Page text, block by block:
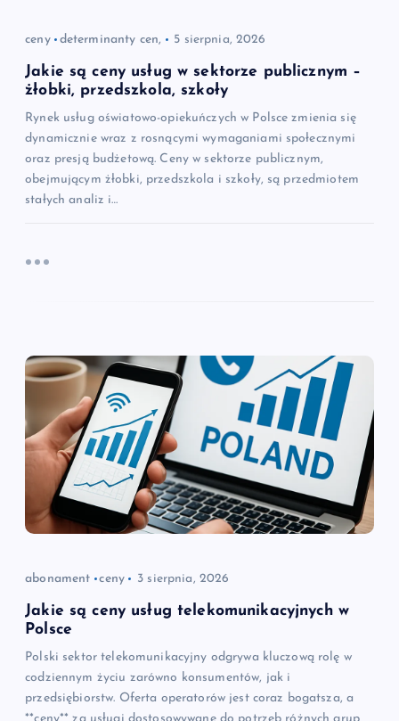
ceny determinanty cen, 5 sierpnia, 2026
Jakie są ceny usług w sektorze publicznym –
żłobki, przedszkola, szkoły
Rynek usług oświatowo-opiekuńczych w Polsce zmienia się
dynamicznie wraz z rosnącymi wymaganiami społecznymi
oraz presją budżetową. Ceny w sektorze publicznym,
obejmującym żłobki, przedszkola i szkoły, są przedmiotem
stałych analiz i…
abonament ceny 3 sierpnia, 2026
Jakie są ceny usług telekomunikacyjnych w
Polsce
Polski sektor telekomunikacyjny odgrywa kluczową rolę w
codziennym życiu zarówno konsumentów, jak i
przedsiębiorstw. Oferta operatorów jest coraz bogatsza, a